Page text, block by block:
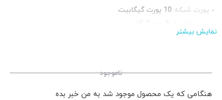
پورت شبکه::10 پورت گیگابیت
ارسال سریع:
نمایش بیشتر
ناموجود
هنگامی که یک محصول موجود شد به من خبر بده